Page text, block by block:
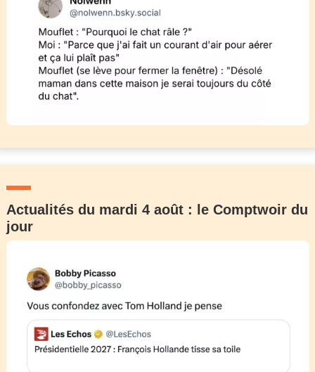
Actualités du mardi 4 août : le Comptwoir du
jour